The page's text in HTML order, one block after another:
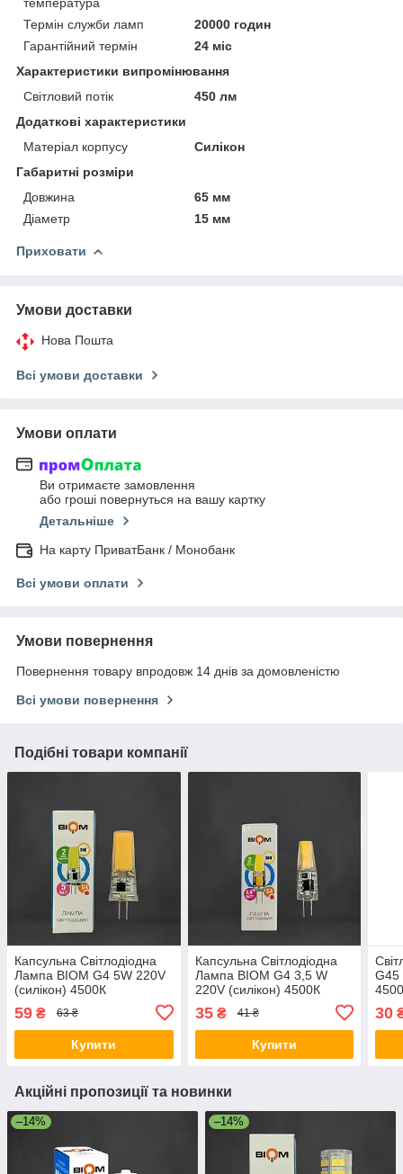
Термін служби ламп
20000 годин
Гарантійний термін
24 міс
Характеристики випромінювання
Світловий потік
450 лм
Додаткові характеристики
Матеріал корпусу
Силікон
Габаритні розміри
Довжина
65 мм
Діаметр
15 мм
Приховати
Умови доставки
Нова Пошта
Всі умови доставки
Умови оплати
Ви отримаєте замовлення
або гроші повернуться на вашу картку
Детальніше
На карту ПриватБанк / Монобанк
Всі умови оплати
Умови повернення
Повернення товару впродовж 14 днів за домовленістю
Всі умови повернення
Подібні товари компанії
Капсульна Світлодіодна
Лампа BIOM G4 5W 220V
(силікон) 4500К
59 ₴ 63 ₴
Купити
Капсульна Світлодіодна
Лампа BIOM G4 3,5 W
220V (силікон) 4500К
35₴ 41 ₴
Купити
G45
30
Акційні пропозиції та новинки
–14% –14%